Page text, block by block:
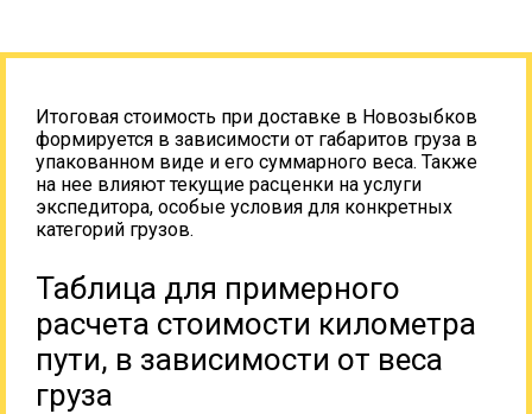
Итоговая стоимость при доставке в Новозыбков
формируется в зависимости от габаритов груза в
упакованном виде и его суммарного веса. Также
на нее влияют текущие расценки на услуги
экспедитора, особые условия для конкретных
категорий грузов.
Таблица для примерного
расчета стоимости километра
пути, в зависимости от веса
груза